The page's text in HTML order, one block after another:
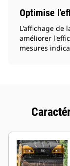
Optimise
L'affichage de
améliorer
mesures